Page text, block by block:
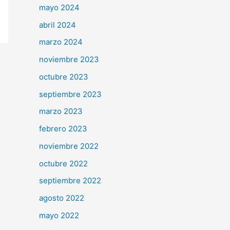
mayo 2024
abril 2024
marzo 2024
noviembre 2023
octubre 2023
septiembre 2023
marzo 2023
febrero 2023
noviembre 2022
octubre 2022
septiembre 2022
agosto 2022
mayo 2022